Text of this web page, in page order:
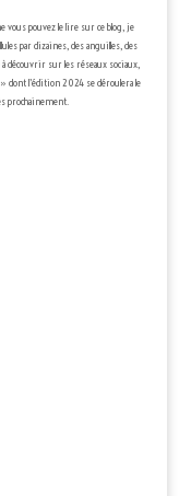
vous pouvez le lire sur ce blog, je
par dizaines, des anguilles, des
découvrir sur les réseaux sociaux,
dont l’édition 2024 se déroulera le
prochainement.